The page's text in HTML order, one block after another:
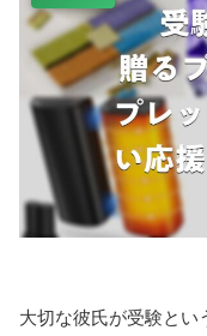
大切な彼氏が受験と